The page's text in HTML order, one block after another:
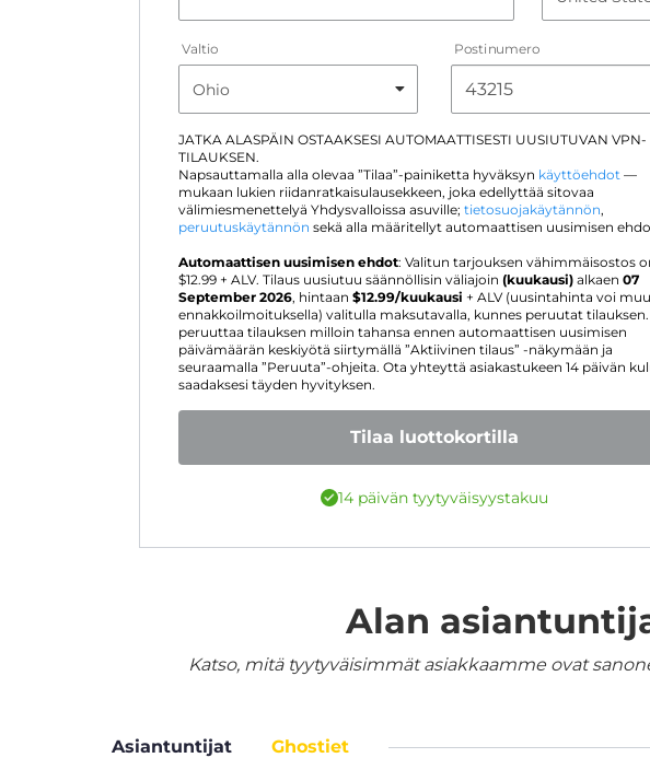
Valtio Postinumero
JATKA ALASPÄIN OSTAAKSESI AUTOMAATTISESTI UUSIUTUVAN VPN-
TILAUKSEN.
Napsauttamalla alla olevaa ”Tilaa”-painiketta hyväksyn käyttöehdot —
mukaan lukien riidanratkaisulausekkeen, joka edellyttää sitovaa
välimiesmenettelyä Yhdysvalloissa asuville; tietosuojakäytännön,
peruutuskäytännön sekä alla määritellyt automaattisen uusimisen
Automaattisen uusimisen ehdot: Valitun tarjouksen vähimmäisostos
$12.99 + ALV. Tilaus uusiutuu säännöllisin väliajoin (kuukausi) alkaen 07
September 2026, hintaan $12.99/kuukausi + ALV (uusintahinta voi
ennakkoilmoituksella) valitulla maksutavalla, kunnes peruutat
peruuttaa tilauksen milloin tahansa ennen automaattisen uusimisen
päivämäärän keskiyötä siirtymällä ”Aktiivinen tilaus” -näkymään ja
seuraamalla ”Peruuta”-ohjeita. Ota yhteyttä asiakastukeen 14 päivän
saadaksesi täyden hyvityksen.
Tilaa luottokortilla
14 päivän tyytyväisyystakuu
Alan
Katso, mitä tyytyväisimmät asiakkaamme ovat
Asiantuntijat Ghostiet